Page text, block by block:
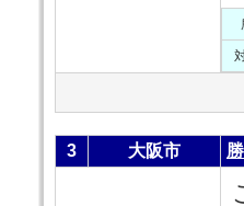
3 大阪市